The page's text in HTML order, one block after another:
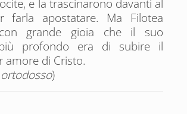
e la trascinarono davanti al
farla apostatare. Ma Filotea
grande gioia che il suo
profondo era di subire il
amore di Cristo.
)